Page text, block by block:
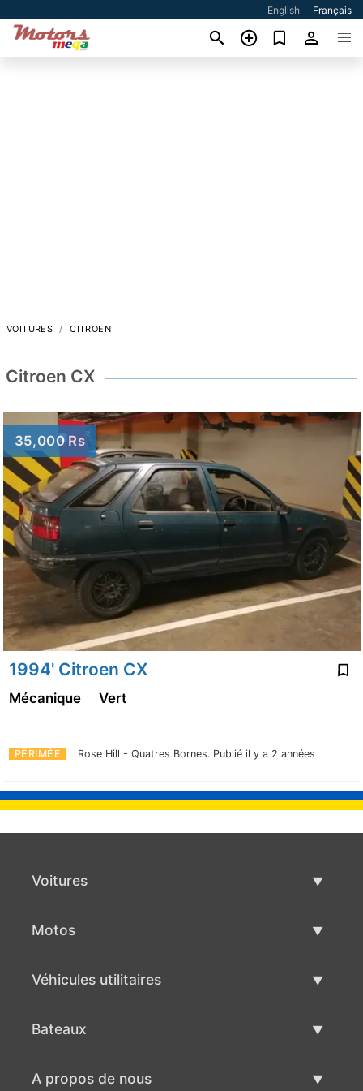
English Français
VOITURES CITROEN
Citroen CX
35,000 Rs
1994' Citroen CX
PÉRIMÉE Rose Hill - Quatres Bornes. Publié il y a 2 années
Mécanique Vert
Voitures
Motos
Véhicules utilitaires
Bateaux
A propos de nous